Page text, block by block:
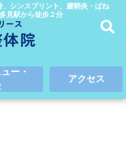
シンスプリント、腱鞘炎・ばね
見駅から徒歩２分
ー・
アクセス